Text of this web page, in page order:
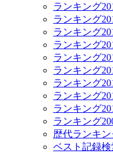
ランキング
ランキング
ランキング
ランキング
ランキング
ランキング
ランキング
ランキング
ランキング
ランキング
歴代ランキン
ベスト記録検